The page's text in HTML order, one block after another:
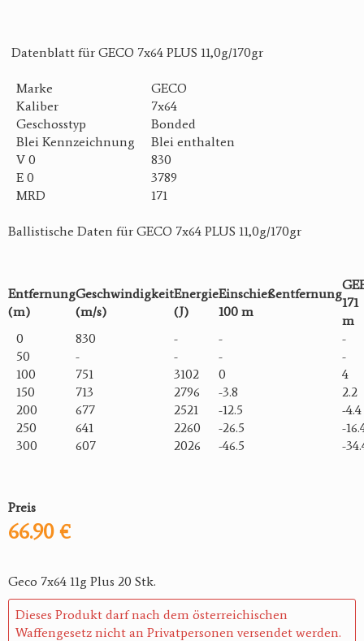
Datenblatt für GECO 7x64 PLUS 11,0g/170gr
Marke
GECO
Kaliber
7x64
Geschosstyp
Bonded
Blei Kennzeichnung
Blei enthalten
V 0
830
E 0
3789
MRD
171
Ballistische Daten für GECO 7x64 PLUS 11,0g/170gr
Entfernung
(m)
Geschwindigkeit
(m/s)
Energie
(J)
Einschießentfernung
100 m
171
m
0
830 - -
-
50
- - -
-
100
751 3102 0
4
150
713 2796 -3.8
2.2
200
677 2521 -12.5
-4.4
250
641 2260 -26.5
-
300
607 2026 -46.5 -
Preis
66.90 €
Geco 7x64 11g Plus 20 Stk.
Dieses Produkt darf nach dem österreichischen
Waffengesetz nicht an Privatpersonen versendet werden.